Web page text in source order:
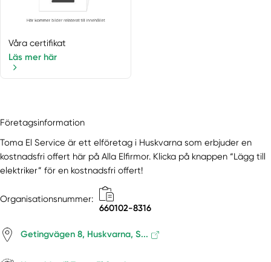
Våra certifikat
Läs mer här
Företagsinformation
Toma El Service är ett elföretag i Huskvarna som erbjuder en
kostnadsfri offert här på Alla Elfirmor. Klicka på knappen “Lägg till
elektriker” för en kostnadsfri offert!
Organisationsnummer:
660102-8316
Getingvägen 8, Huskvarna, S...